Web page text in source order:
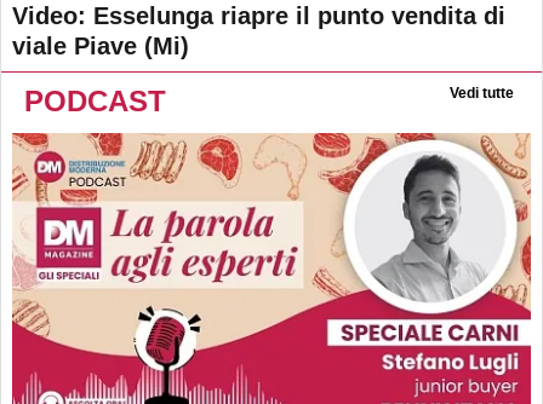
Video: Esselunga riapre il punto vendita di
viale Piave (Mi)
PODCAST Vedi tutte